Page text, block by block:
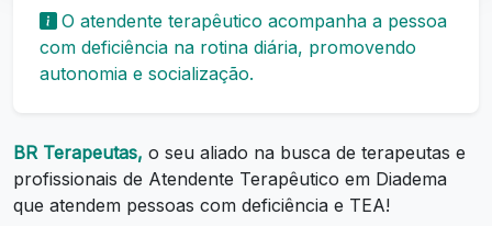
O atendente terapêutico acompanha a pessoa
com deficiência na rotina diária, promovendo
autonomia e socialização.
BR Terapeutas, o seu aliado na busca de terapeutas e
profissionais de Atendente Terapêutico em Diadema
que atendem pessoas com deficiência e TEA!